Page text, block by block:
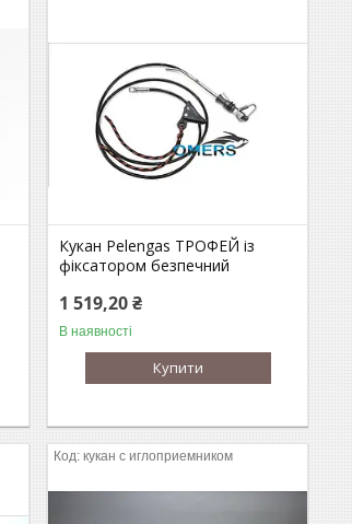
Кукан Pelengas ТРОФЕЙ із
фіксатором безпечний
1 519,20 ₴
В наявності
Купити
кукан с иглоприемником